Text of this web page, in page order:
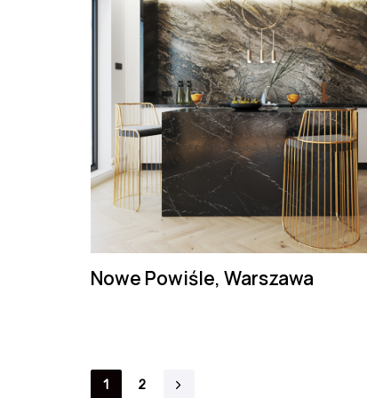
Nowe Powiśle, Warszawa
1 2